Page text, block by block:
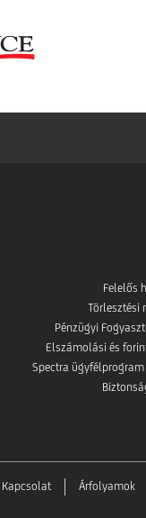
Felelős
Törlesztési
Pénzügyi
Elszámolási és
Spectra
Kapcsolat Árfolyamok